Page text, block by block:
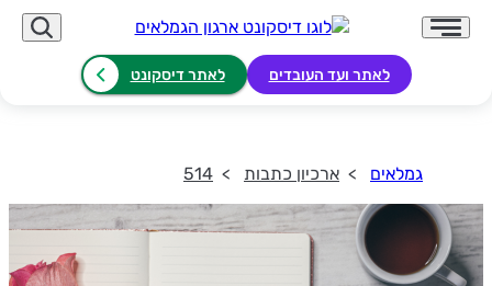
לאתר ועד העובדים לאתר דיסקונט
גמלאים ארכיון כתבות 514